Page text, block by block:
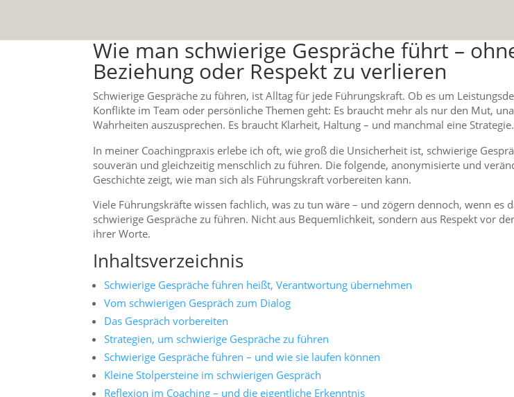
Wie man schwierige Gespräche führt –
Beziehung oder Respekt zu verlieren
Schwierige Gespräche zu führen, ist Alltag für jede Führungskraft. Ob es um
Konflikte im Team oder persönliche Themen geht: Es braucht mehr als nur den Mut,
Wahrheiten auszusprechen. Es braucht Klarheit, Haltung – und manchmal eine Strategie.
In meiner Coachingpraxis erlebe ich oft, wie groß die Unsicherheit ist, schwierige
souverän und gleichzeitig menschlich zu führen. Die folgende, anonymisierte und
Geschichte zeigt, wie man sich als Führungskraft vorbereiten kann.
Viele Führungskräfte wissen fachlich, was zu tun wäre – und zögern dennoch, wenn es
schwierige Gespräche zu führen. Nicht aus Bequemlichkeit, sondern aus Respekt vor
ihrer Worte.
Inhaltsverzeichnis
Schwierige Gespräche führen heißt, Verantwortung übernehmen
Vom schwierigen Gespräch zum Dialog
Das Gespräch vorbereiten
Strategien, um schwierige Gespräche zu führen
Schwierige Gespräche führen – und wie sie laufen können
Kleine Stolpersteine im schwierigen Gespräch
Reflexion im Coaching – und die eigentliche Erkenntnis